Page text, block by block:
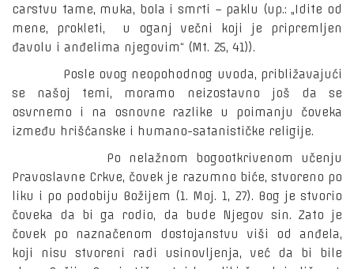
carstvu tame, muka, bola i smrti – paklu (up.: „Idite od
mene, prokleti, u oganj večni koji je pripremljen
đavolu i anđelima njegovim“ (Mt. 25, 41)).
Posle ovog neopohodnog uvoda, približavajući
se našoj temi, moramo neizostavno još da se
osvrnemo i na osnovne razlike u poimanju čoveka
između hrišćanske i humano-satanističke religije.
Po nelažnom bogootkrivenom učenju
Pravoslavne Crkve, čovek je razumno biće, stvoreno po
liku i po podobiju Božijem (1. Moj. 1, 27). Bog je stvorio
čoveka da bi ga rodio, da bude Njegov sin. Zato je
čovek po naznačenom dostojanstvu viši od anđela,
koji nisu stvoreni radi usinovljenja, već da bi bile